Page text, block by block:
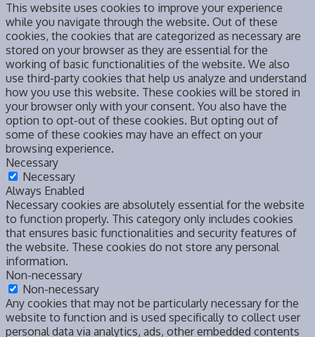
This website uses cookies to improve your experience
while you navigate through the website. Out of these
cookies, the cookies that are categorized as necessary are
stored on your browser as they are essential for the
working of basic functionalities of the website. We also
use third-party cookies that help us analyze and understand
how you use this website. These cookies will be stored in
your browser only with your consent. You also have the
option to opt-out of these cookies. But opting out of
some of these cookies may have an effect on your
browsing experience.
Necessary
Necessary
Always Enabled
Necessary cookies are absolutely essential for the website
to function properly. This category only includes cookies
that ensures basic functionalities and security features of
the website. These cookies do not store any personal
information.
Non-necessary
Non-necessary
Any cookies that may not be particularly necessary for the
website to function and is used specifically to collect user
personal data via analytics, ads, other embedded contents